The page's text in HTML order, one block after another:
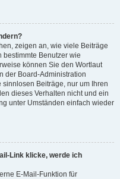
zeigen an, wie viele Beiträge
Benutzer wie
können Sie den Wortlaut
der Board-Administration
Beiträge, nur um Ihren
dieses Verhalten nicht und ein
unter Umständen einfach wieder
Link klicke, werde ich
E-Mail-Funktion für